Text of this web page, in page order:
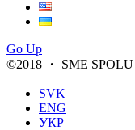
Go Up
©2018 ・ SME SPOLU
SVK
ENG
УКР